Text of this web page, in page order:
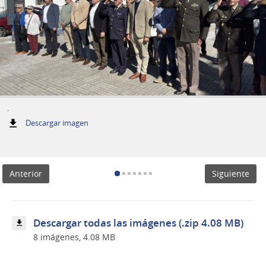
.
Descargar imagen:
Anterior Siguiente
Descargar todas las imágenes (.zip 4.08 MB)
8 imágenes, 4.08 MB